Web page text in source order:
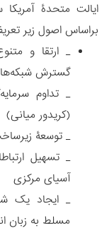
ایالت متحدۀ
براساس اصول زیر
_ ارتقا و
گسترش
_ تداوم
(کریدور میانی)
_ توسعۀ
_ تسهیل
آسیای مرکزی
_ ایجاد یک
مسلط به زبان